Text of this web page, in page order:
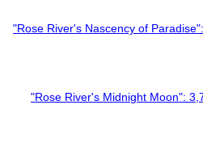
"Rose River's Nascency of
"Rose River's Midnight Moon":